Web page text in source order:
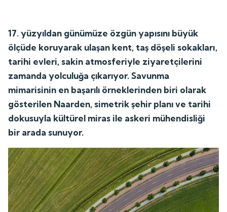
17. yüzyıldan günümüze özgün yapısını büyük
ölçüde koruyarak ulaşan kent, taş döşeli sokakları,
tarihi evleri, sakin atmosferiyle ziyaretçilerini
zamanda yolculuğa çıkarıyor. Savunma
mimarisinin en başarılı örneklerinden biri olarak
gösterilen Naarden, simetrik şehir planı ve tarihi
dokusuyla kültürel miras ile askeri mühendisliği
bir arada sunuyor.